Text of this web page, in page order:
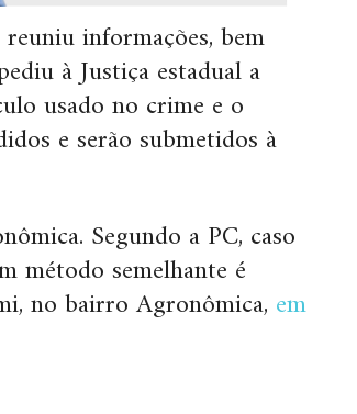
informações, bem
à Justiça estadual a
usado no crime e o
e serão submetidos à
Segundo a PC, caso
método semelhante é
no bairro Agronômica, em